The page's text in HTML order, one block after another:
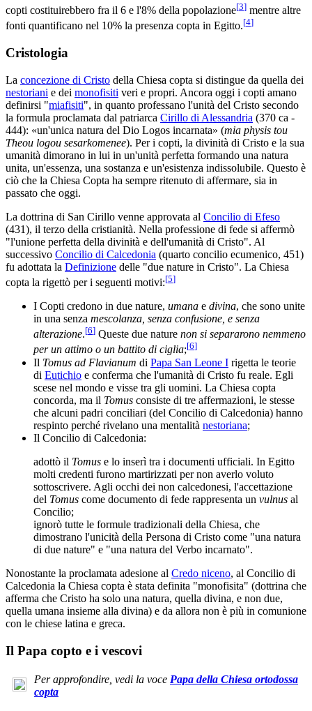
copti costituirebbero fra il 6 e l'8% della popolazione[3] mentre altre
fonti quantificano nel 10% la presenza copta in Egitto.[4]
Cristologia
La concezione di Cristo della Chiesa copta si distingue da quella dei
nestoriani e dei monofisiti veri e propri. Ancora oggi i copti amano
definirsi "miafisiti", in quanto professano l'unità del Cristo secondo
la formula proclamata dal patriarca Cirillo di Alessandria (370 ca -
444): «un'unica natura del Dio Logos incarnata» (mia physis tou
Theou logou sesarkomenee). Per i copti, la divinità di Cristo e la sua
umanità dimorano in lui in un'unità perfetta formando una natura
unita, un'essenza, una sostanza e un'esistenza indissolubile. Questo è
ciò che la Chiesa Copta ha sempre ritenuto di affermare, sia in
passato che oggi.
La dottrina di San Cirillo venne approvata al Concilio di Efeso
(431), il terzo della cristianità. Nella professione di fede si affermò
"l'unione perfetta della divinità e dell'umanità di Cristo". Al
successivo Concilio di Calcedonia (quarto concilio ecumenico, 451)
fu adottata la Definizione delle "due nature in Cristo". La Chiesa
copta la rigettò per i seguenti motivi:[5]
I Copti credono in due nature, umana e divina, che sono unite
in una senza mescolanza, senza confusione, e senza
alterazione.[6] Queste due nature non si separarono nemmeno
per un attimo o un battito di ciglia;[6]
Il Tomus ad Flavianum di Papa San Leone I rigetta le teorie
di Eutichio e conferma che l'umanità di Cristo fu reale. Egli
scese nel mondo e visse tra gli uomini. La Chiesa copta
concorda, ma il Tomus consiste di tre affermazioni, le stesse
che alcuni padri conciliari (del Concilio di Calcedonia) hanno
respinto perché rivelano una mentalità nestoriana;
Il Concilio di Calcedonia:
adottò il Tomus e lo inserì tra i documenti ufficiali. In Egitto
molti credenti furono martirizzati per non averlo voluto
sottoscrivere. Agli occhi dei non calcedonesi, l'accettazione
del Tomus come documento di fede rappresenta un vulnus al
Concilio;
ignorò tutte le formule tradizionali della Chiesa, che
dimostrano l'unicità della Persona di Cristo come "una natura
di due nature" e "una natura del Verbo incarnato".
Nonostante la proclamata adesione al Credo niceno, al Concilio di
Calcedonia la Chiesa copta è stata definita "monofisita" (dottrina che
afferma che Cristo ha solo una natura, quella divina, e non due,
quella umana insieme alla divina) e da allora non è più in comunione
con le chiese latina e greca.
Il Papa copto e i vescovi
Per approfondire, vedi la voce Papa della Chiesa ortodossa
copta